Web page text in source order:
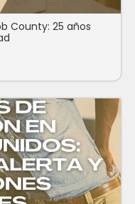
County: 25 años